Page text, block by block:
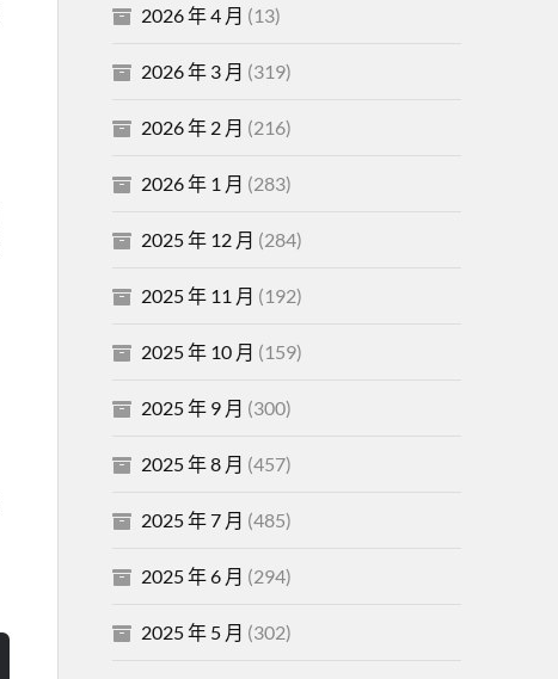
2026 年 4 月 (13)
2026 年 3 月 (319)
2026 年 2 月 (216)
2026 年 1 月 (283)
2025 年 12 月 (284)
2025 年 11 月 (192)
2025 年 10 月 (159)
2025 年 9 月 (300)
2025 年 8 月 (457)
2025 年 7 月 (485)
2025 年 6 月 (294)
2025 年 5 月 (302)